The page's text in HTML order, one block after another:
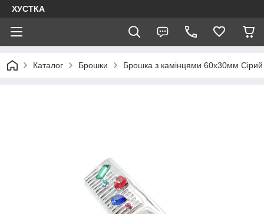
ХУСТКА
Каталог Брошки Брошка з камінцями 60х30мм Сірий